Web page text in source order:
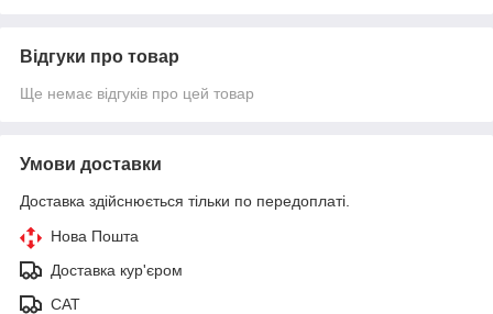
Відгуки про товар
Ще немає відгуків про цей товар
Умови доставки
Доставка здійснюється тільки по передоплаті.
Нова Пошта
Доставка кур'єром
САТ